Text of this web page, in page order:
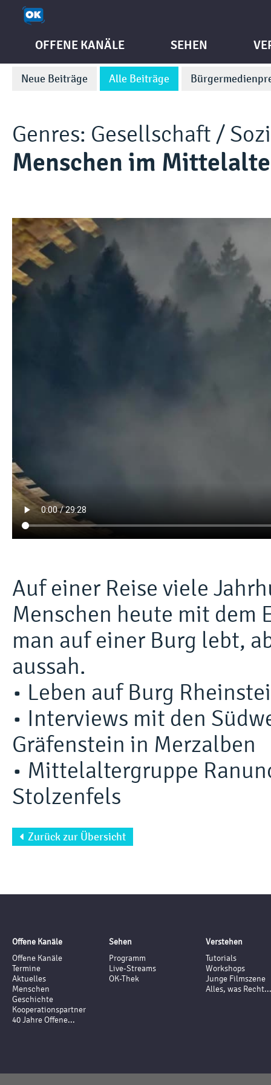
OFFENE KANÄLE SEHEN
Neue Beiträge Alle Beiträge
Genres: Gesellschaft /
Menschen im
Auf einer Reise viele
Menschen heute mit dem
man auf einer Burg lebt,
aussah.
• Leben auf Burg
• Interviews mit den
Gräfenstein in Merzalben
• Mittelaltergruppe
Stolzenfels
Zurück zur Übersicht
Offene Kanäle
Offene Kanäle
Termine
Aktuelles
Menschen
Geschichte
Kooperationspartner
40 Jahre Offene...
Sehen
Programm
Live-Streams
OK-Thek
Verstehen
Tutorials
Workshops
Junge Filmszene
Alles, was Recht...